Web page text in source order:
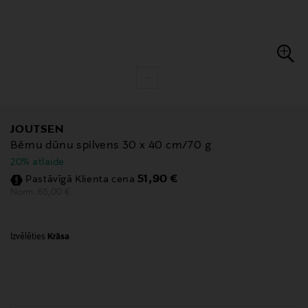
JOUTSEN
Bērnu dūnu spilvens 30 x 40 cm/70 g
20% atlaide
Pastāvīgā Klienta cena Discounted Price
51,90 €
Norm. Original Price
65,00 €
Izvēlēties Krāsa